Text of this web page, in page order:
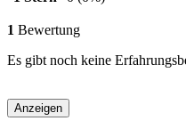
1 Bewertung
Es gibt noch keine
Anzeigen